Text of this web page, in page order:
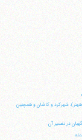
شهركرد و كاشان و همچنين
در تفسير آن